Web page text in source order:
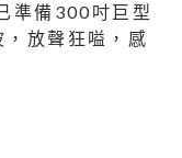
準備300吋巨型
放聲狂嗌，感